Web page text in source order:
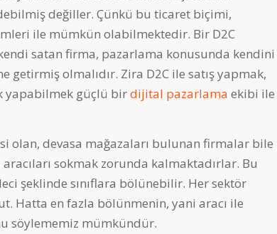
değiller. Çünkü bu ticaret biçimi,
ile mümkün olabilmektedir. Bir D2C
satan firma, pazarlama konusunda kendini
getirmiş olmalıdır. Zira D2C ile satış yapmak,
yapabilmek güçlü birdijital pazarlama ekibi ile
olan, devasa mağazaları bulunan firmalar bile
sokmak zorunda kalmaktadırlar. Bu
şeklinde sınıflara bölünebilir. Her sektör
Hatta en fazla bölünmenin, yani aracı ile
söylememiz mümkündür.